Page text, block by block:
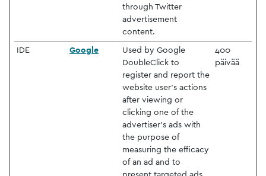
through Twitter
advertisement
content.
IDE Google
Used by Google
DoubleClick to
register and report the
website user's actions
after viewing or
clicking one of the
advertiser's ads with
the purpose of
measuring the efficacy
of an ad and to
400
päivää